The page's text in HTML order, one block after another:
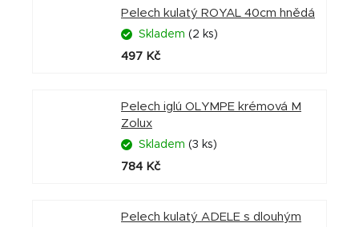
Pelech kulatý ROYAL 40cm hnědá
Skladem (2 ks)
497 Kč
Pelech iglú OLYMPE krémová M
Zolux
Skladem (3 ks)
784 Kč
Pelech kulatý ADELE s dlouhým